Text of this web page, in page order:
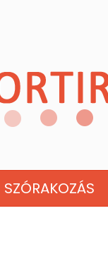
SZÓRAKOZÁS